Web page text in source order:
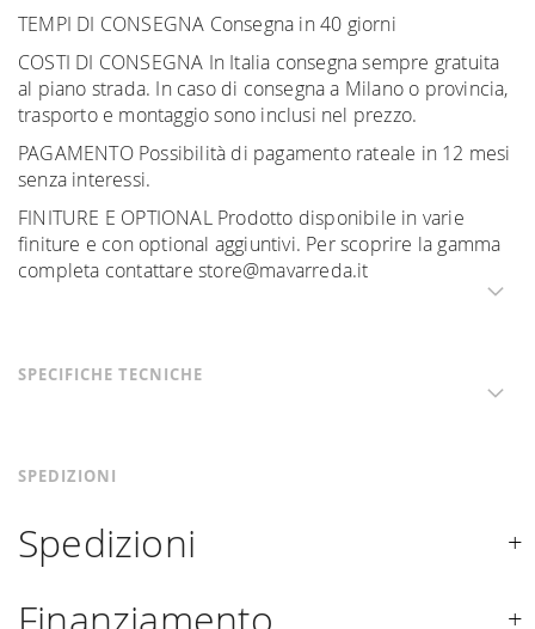
TEMPI DI CONSEGNA Consegna in 40 giorni
COSTI DI CONSEGNA In Italia consegna sempre gratuita
al piano strada. In caso di consegna a Milano o provincia,
trasporto e montaggio sono inclusi nel prezzo.
PAGAMENTO Possibilità di pagamento rateale in 12 mesi
senza interessi.
FINITURE E OPTIONAL Prodotto disponibile in varie
finiture e con optional aggiuntivi. Per scoprire la gamma
completa contattare store@mavarreda.it
SPECIFICHE TECNICHE
SPEDIZIONI
Spedizioni